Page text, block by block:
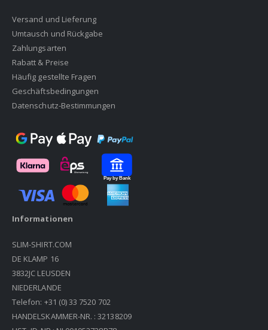
Versand und Lieferung
Umtausch und Rückgabe
Zahlungsarten
Rabatt & Preise
Häufig gestellte Fragen
Geschäftsbedingungen
Datenschutz-Bestimmungen
Informationen
SLIM-SHIRT.COM
DE KLAMP 16
3832JC LEUSDEN
NIEDERLANDE
Telefon: +31 (0) 33 7520 702
HANDELSKAMMER-NR. : 32138209